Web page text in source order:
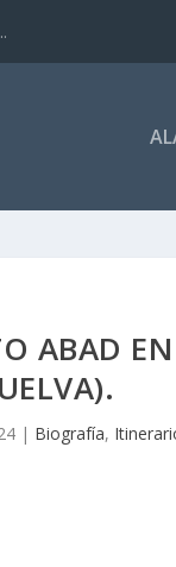
ABAD
| Biografía,